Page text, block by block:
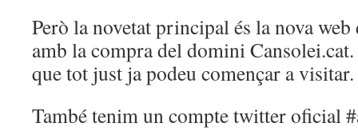
Però la novetat principal és la nova
amb la compra del domini
que tot just ja podeu començar a visitar.
També tenim un compte twitter oficial